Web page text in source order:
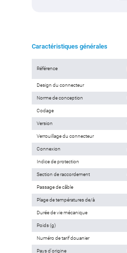
Caractéristiques générales
Référence
Design du connecteur
Norme de conception
Codage
Version
Verrouillage du connecteur
Connexion
Indice de protection
Section de raccordement
Passage de câble
Plage de températures de/à
Durée de vie mécanique
Poids (g)
Numéro de tarif douanier
Pays d'origine